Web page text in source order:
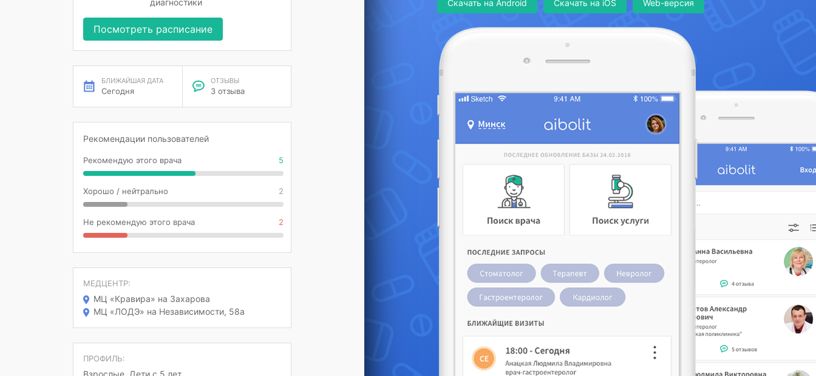
Скачать на Android Скачать на iOS Web-версия
диагностики
Посмотреть расписание
БЛИЖАЙШАЯ ДАТА
Сегодня
ОТЗЫВЫ
3 отзыва
Рекомендации пользователей
Рекомендую этого врача 5
Хорошо / нейтрально 2
Не рекомендую этого врача 2
МЕДЦЕНТР:
МЦ «Кравира» на Захарова
МЦ «ЛОДЭ» на Независимости, 58а
ПРОФИЛЬ:
Взрослые, Дети с 5 лет